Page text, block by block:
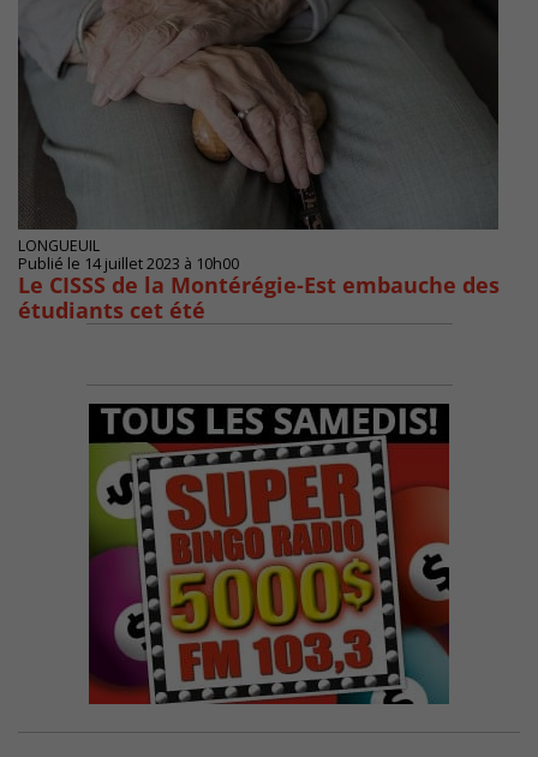
LONGUEUIL
Publié le 14 juillet 2023 à 10h00
Le CISSS de la Montérégie-Est embauche des
étudiants cet été